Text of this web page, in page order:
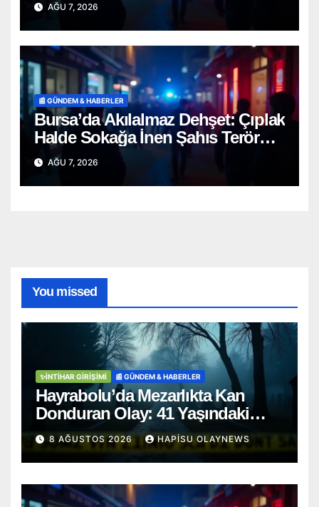
AĞU 7, 2026
📰 GÜNDEM & HABERLER
Bursa’da Akılalmaz Dehşet: Çıplak
Halde Sokağa İnen Şahıs Terör
Estirdi!
AĞU 7, 2026
You missed
✨İNTIHAR GIRIŞIMI 📰 GÜNDEM & HABERLER
Hayrabolu’da Mezarlıkta Kan
Donduran Olay: 41 Yaşındaki
Şahıs Ağaca Asılı Bulundu
8 AĞUSTOS 2026 HAPISU OLAYNEWS